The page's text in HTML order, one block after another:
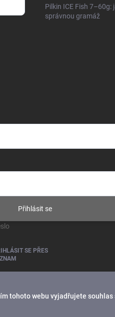
tohoto webu vyjadřujete
Pilkin ICE Fish 7–60g:
správnou gramáž
Přihlásit se
SE PŘES